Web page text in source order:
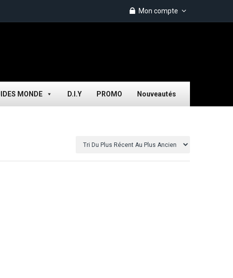
Mon compte
MONDE D.I.Y PROMO Nouveautés